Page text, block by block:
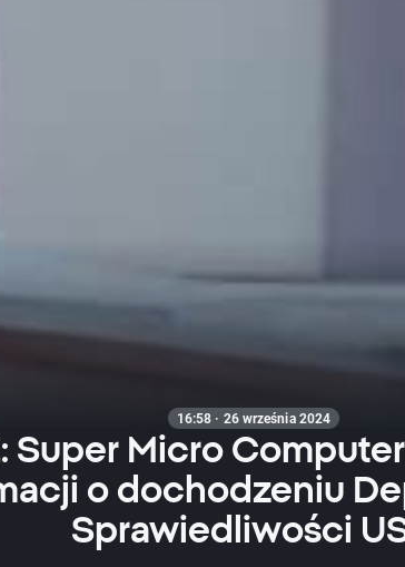
16:58 · 26 września 2024
Super Micro
o dochodzeniu
Sprawiedliwości